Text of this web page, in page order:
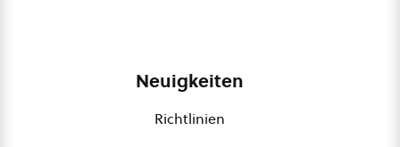
Neuigkeiten
Richtlinien